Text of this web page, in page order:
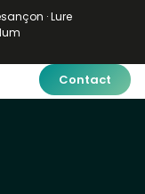
· Lure
Contact